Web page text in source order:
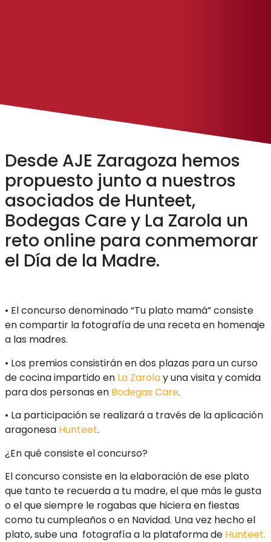
Desde AJE Zaragoza hemos
propuesto junto a nuestros
asociados de Hunteet,
Bodegas Care y La Zarola un
reto online para conmemorar
el Día de la Madre.
• El concurso denominado “Tu plato mamá” consiste
en compartir la fotografía de una receta en homenaje
a las madres.
• Los premios consistirán en dos plazas para un curso
de cocina impartido en La Zarolay una visita y comida
para dos personas en Bodegas Care.
• La participación se realizará a través de la aplicación
aragonesa Hunteet.
¿En qué consiste el concurso?
El concurso consiste en la elaboración de ese plato
que tanto te recuerda a tu madre, el que más le gusta
o el que siempre le rogabas que hiciera en fiestas
como tu cumpleaños o en Navidad. Una vez hecho el
plato, sube una fotografía a la plataforma de Hunteet.